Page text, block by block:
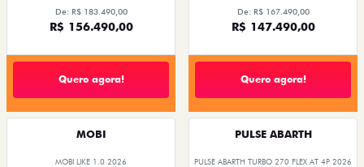
De: R$ 183.490,00
R$ 156.490,00
Quero agora!
De: R$ 167.490,00
R$ 147.490,00
Quero agora!
MOBI
MOBI LIKE 1.0 2026
PULSE ABARTH
PULSE ABARTH TURBO 270 FLEX AT 4P 2026